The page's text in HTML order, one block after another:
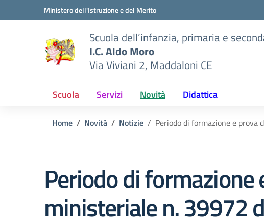
Vai ai contenuti
Vai al menu di navigazioneMinistero dell'Istruzione e del Merito
Scuola dell’infanzia, primaria e
I.C. Aldo Moro
Via Viviani 2, Maddaloni CE
Scuola Servizi Novità Didattica
Home Novità Notizie Periodo di formazione e
Periodo di formazione
ministeriale n. 39972